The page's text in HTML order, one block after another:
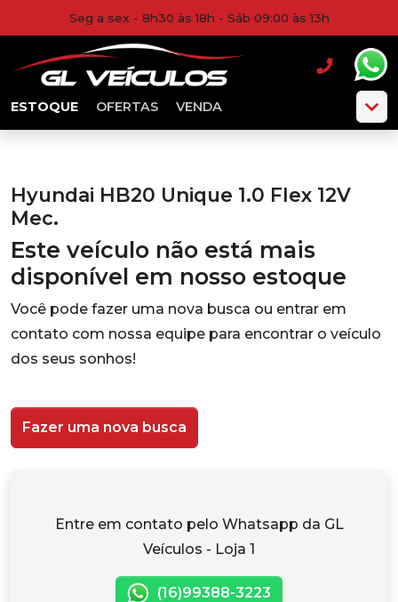
Seg a sex - 8h30 às 18h - Sáb 09:00 às 13h
ESTOQUE OFERTAS VENDA
Hyundai HB20 Unique 1.0 Flex 12V
Mec.
Este veículo não está mais
disponível em nosso estoque
Você pode fazer uma nova busca ou entrar em
contato com nossa equipe para encontrar o veículo
dos seus sonhos!
Fazer uma nova busca
Entre em contato pelo Whatsapp da GL
Veículos - Loja 1
(16)99388-3223